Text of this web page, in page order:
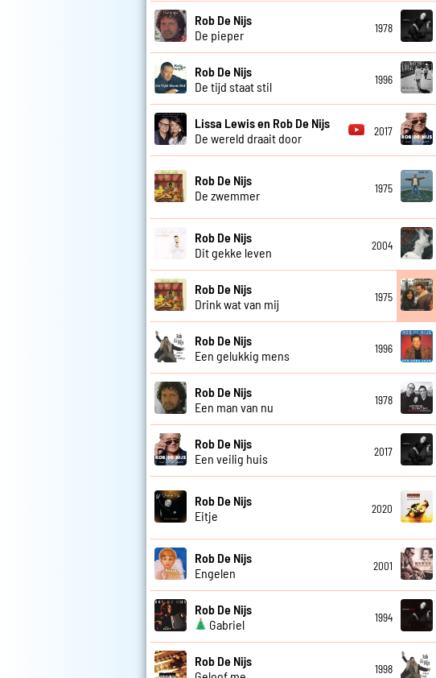
Rob De Nijs
De pieper
1978
Rob De Nijs
De tijd staat stil
1996
Lissa Lewis en Rob De Nijs
De wereld draait door
2017
Rob De Nijs
De zwemmer
1975
Rob De Nijs
Dit gekke leven
2004
Rob De Nijs
Drink wat van mij
1975
Rob De Nijs
Een gelukkig mens
1996
Rob De Nijs
Een man van nu
1978
Rob De Nijs
Een veilig huis
2017
Rob De Nijs
Eitje
2020
Rob De Nijs
Engelen
2001
Rob De Nijs
Gabriel
1994
Rob De Nijs
1998